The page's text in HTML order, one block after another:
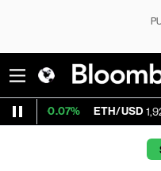
ETH/USD 1,920.055